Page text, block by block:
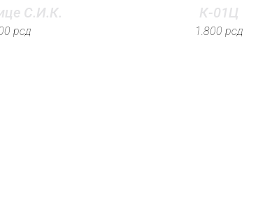
С.И.К.
рсд
К-01Ц
1.800 рсд